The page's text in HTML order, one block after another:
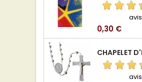
avis
Prix
0,30 €
avis